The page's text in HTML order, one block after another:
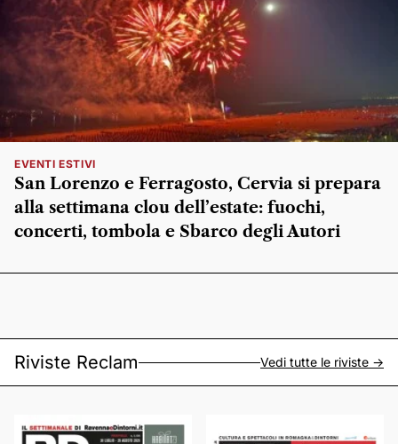
EVENTI ESTIVI
San Lorenzo e Ferragosto, Cervia si prepara
alla settimana clou dell’estate: fuochi,
concerti, tombola e Sbarco degli Autori
Riviste Reclam Vedi tutte le riviste ->